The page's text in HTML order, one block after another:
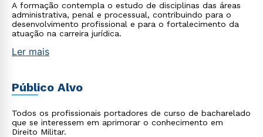
A formação contempla o estudo de disciplinas das áreas
administrativa, penal e processual, contribuindo para o
desenvolvimento profissional e para o fortalecimento da
atuação na carreira jurídica.
Ler mais
Público Alvo
Todos os profissionais portadores de curso de bacharelado
que se interessem em aprimorar o conhecimento em
Direito Militar.